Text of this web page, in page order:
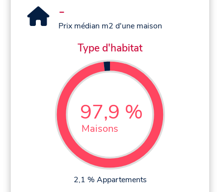
-
Prix médian m2 d'une maison
Type d'habitat
97,9 %
Maisons
2,1 % Appartements